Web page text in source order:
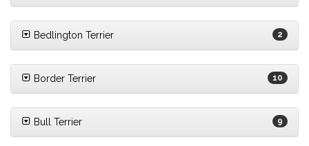
Bedlington Terrier 2
Border Terrier 10
Bull Terrier 9